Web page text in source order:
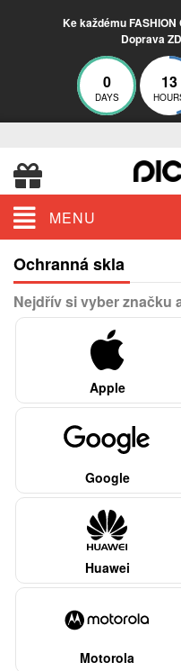
Ke každému
Doprava
0
DAYS
13
MENU
Ochranná skla
Nejdřív si vyber značku
Apple
Google
Huawei
Motorola